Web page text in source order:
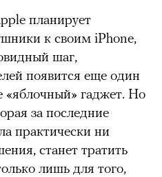
планирует
к своим iPhone,
шаг,
появится еще один
«яблочный» гаджет. Но
за последние
практически ни
станет тратить
лишь для того,